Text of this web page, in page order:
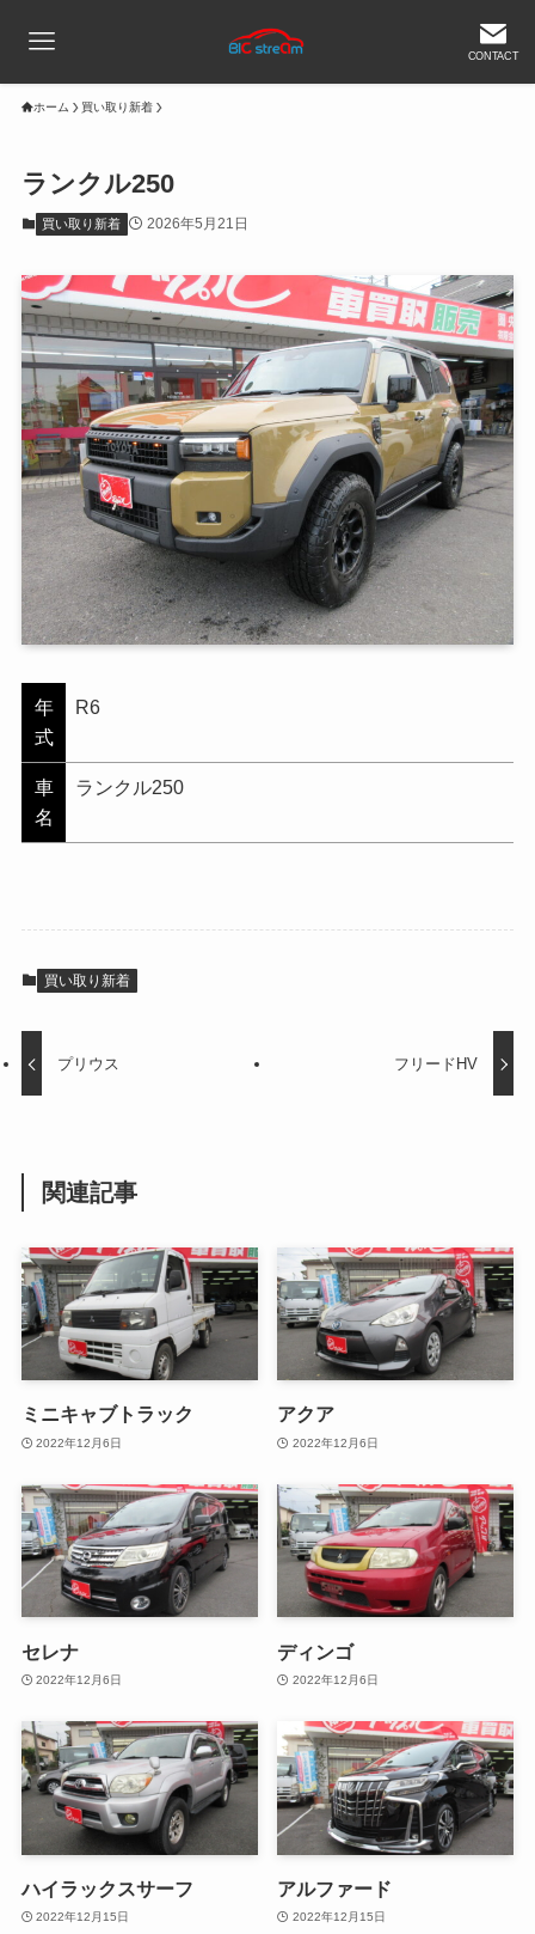
CONTACT
ホーム 買い取り新着
ランクル250
買い取り新着 2026年5月21日
年
式
R6
車
名
ランクル250
買い取り新着
プリウス フリードHV
関連記事
ミニキャブトラック
2022年12月6日
アクア
2022年12月6日
セレナ
2022年12月6日
ディンゴ
2022年12月6日
ハイラックスサーフ
2022年12月15日
アルファード
2022年12月15日